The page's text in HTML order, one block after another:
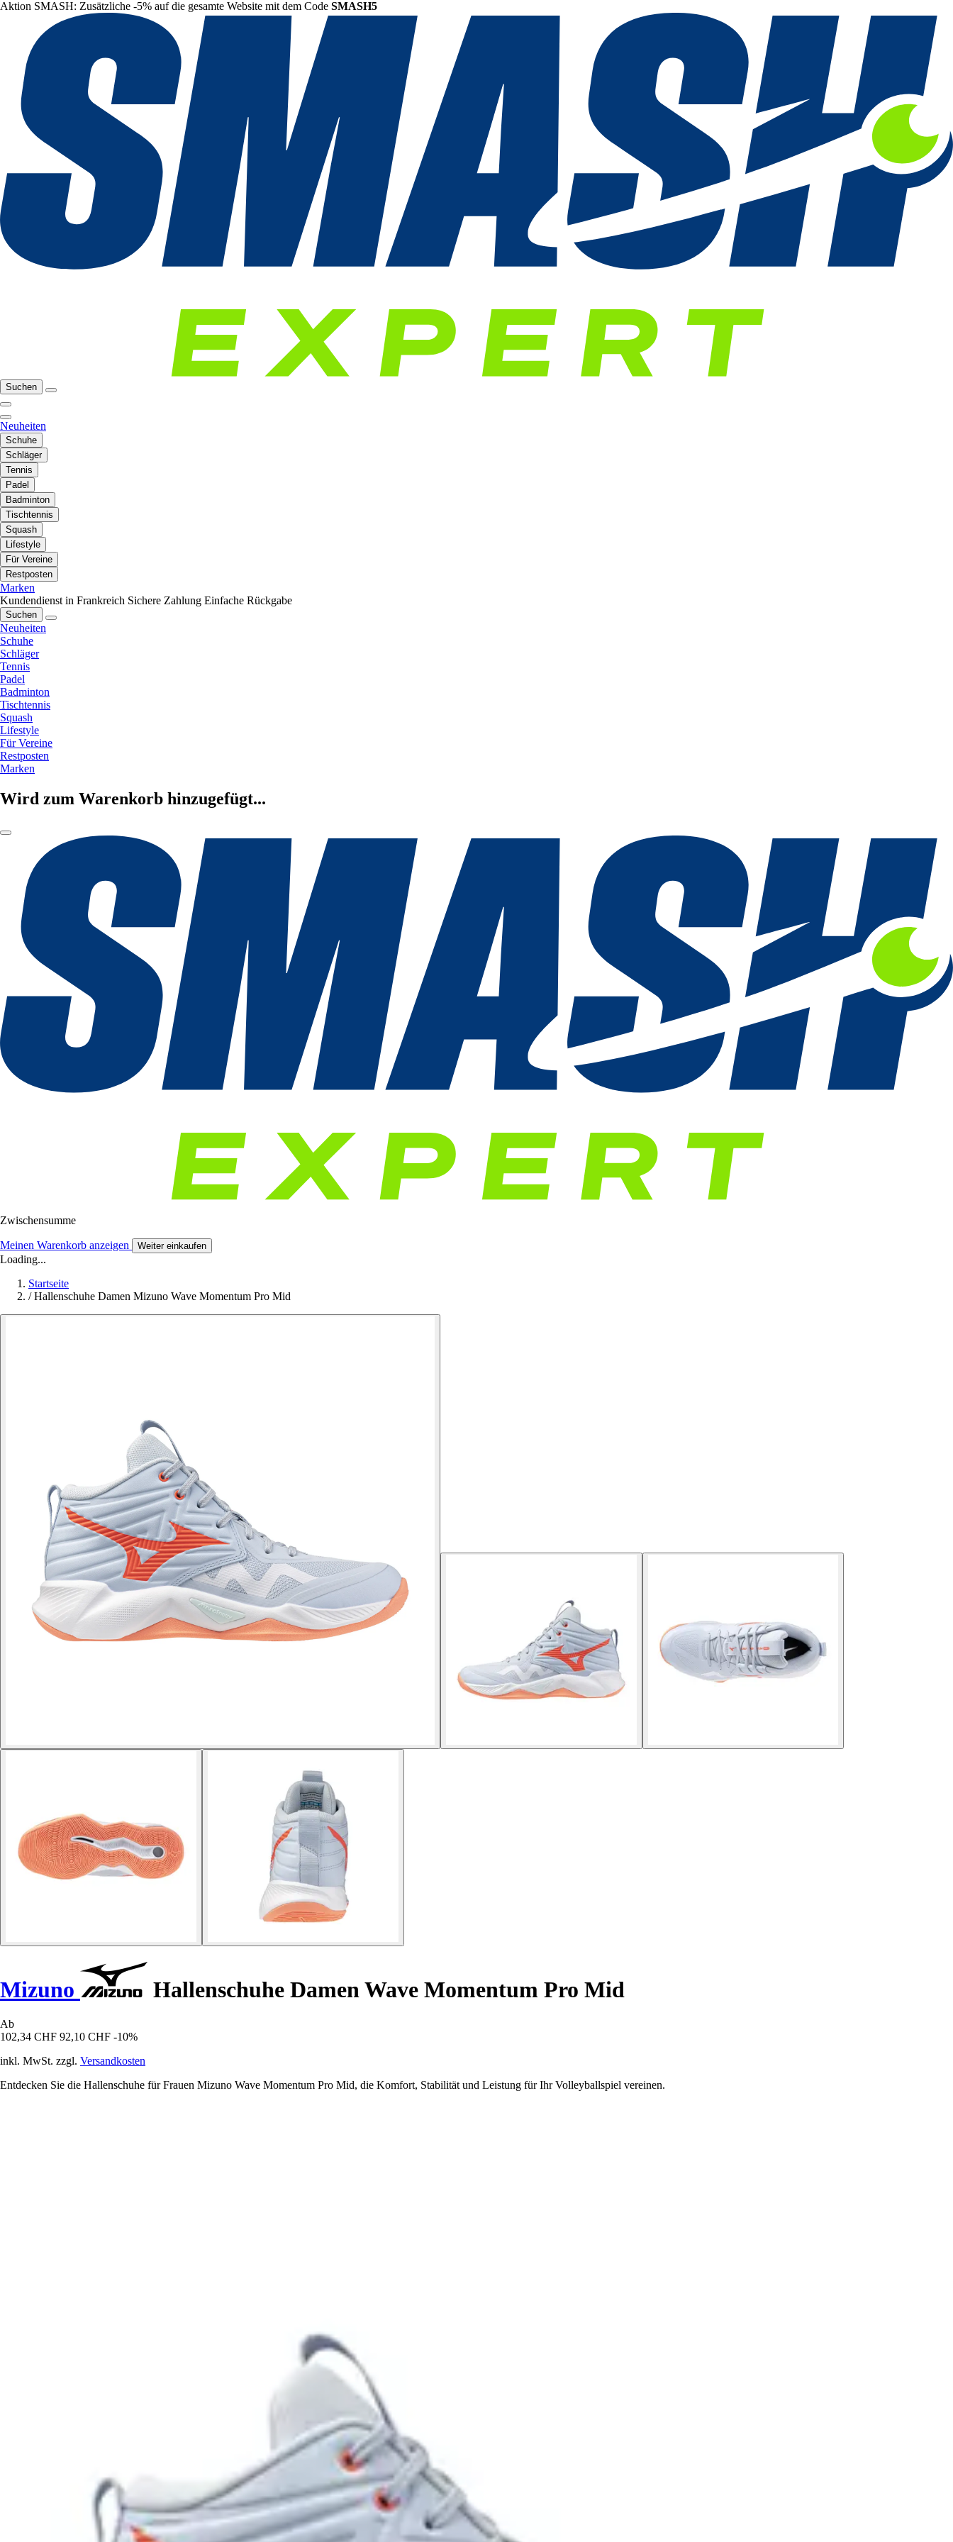
Aktion SMASH: Zusätzliche -5% auf die gesamte Website mit dem Code SMASH5
Suchen
Neuheiten
Schuhe
Schläger
Tennis
Padel
Badminton
Tischtennis
Squash
Lifestyle
Für Vereine
Restposten
Marken
Kundendienst in Frankreich Sichere Zahlung Einfache Rückgabe
Suchen
Neuheiten
Schuhe
Schläger
Tennis
Padel
Badminton
Tischtennis
Squash
Lifestyle
Für Vereine
Restposten
Marken
Wird zum Warenkorb hinzugefügt...
Zwischensumme
Meinen Warenkorb anzeigen Weiter einkaufen
Loading...
Startseite
/ Hallenschuhe Damen Mizuno Wave Momentum Pro Mid
Mizuno Hallenschuhe Damen Wave Momentum Pro Mid
Ab
102,34 CHF 92,10 CHF -10%
inkl. MwSt. zzgl. Versandkosten
Entdecken Sie die Hallenschuhe für Frauen Mizuno Wave Momentum Pro Mid, die Komfort, Stabilität und Leistung für Ihr Volleyballspiel vereinen.